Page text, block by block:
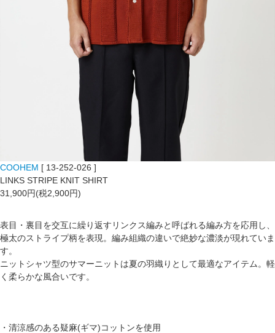
COOHEM [ 13-252-026 ]
LINKS STRIPE KNIT SHIRT
31,900円(税2,900円)
表目・裏目を交互に繰り返すリンクス編みと呼ばれる編み方を応用し、
極太のストライプ柄を表現。編み組織の違いで絶妙な濃淡が現れていま
す。
ニットシャツ型のサマーニットは夏の羽織りとして最適なアイテム。軽
く柔らかな風合いです。
・清涼感のある疑麻(ギマ)コットンを使用